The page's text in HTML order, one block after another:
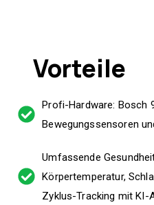
Vorteile
Profi-Hardware: Bosch
Bewegungssensoren
Umfassende
Körpertemperatur,
Zyklus-Tracking mit KI-